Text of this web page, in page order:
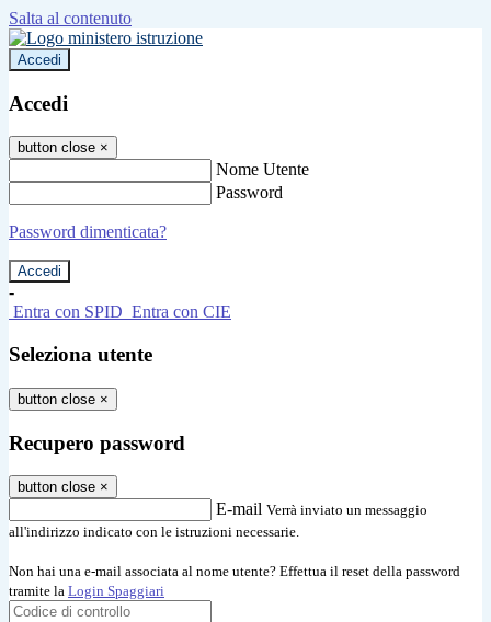
Salta al contenuto
Accedi
Accedi
button close ×
Nome Utente
Password
Password dimenticata?
-
Entra con SPID Entra con CIE
Seleziona utente
button close ×
Recupero password
button close ×
E-mail Verrà inviato un messaggio
all'indirizzo indicato con le istruzioni necessarie.
Non hai una e-mail associata al nome utente? Effettua il reset della password
tramite la Login Spaggiari